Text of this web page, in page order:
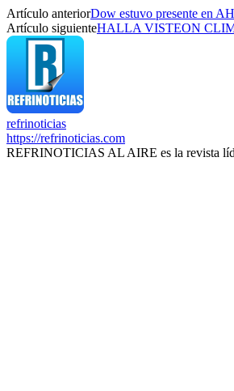
Artículo anteriorDow estuvo presente en
Artículo siguienteHALLA VISTEON
refrinoticias
https://refrinoticias.com
REFRINOTICIAS AL AIRE es la revista